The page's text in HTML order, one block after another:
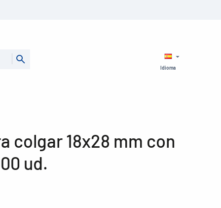
Idioma
colgar 18x28 mm con
ud.